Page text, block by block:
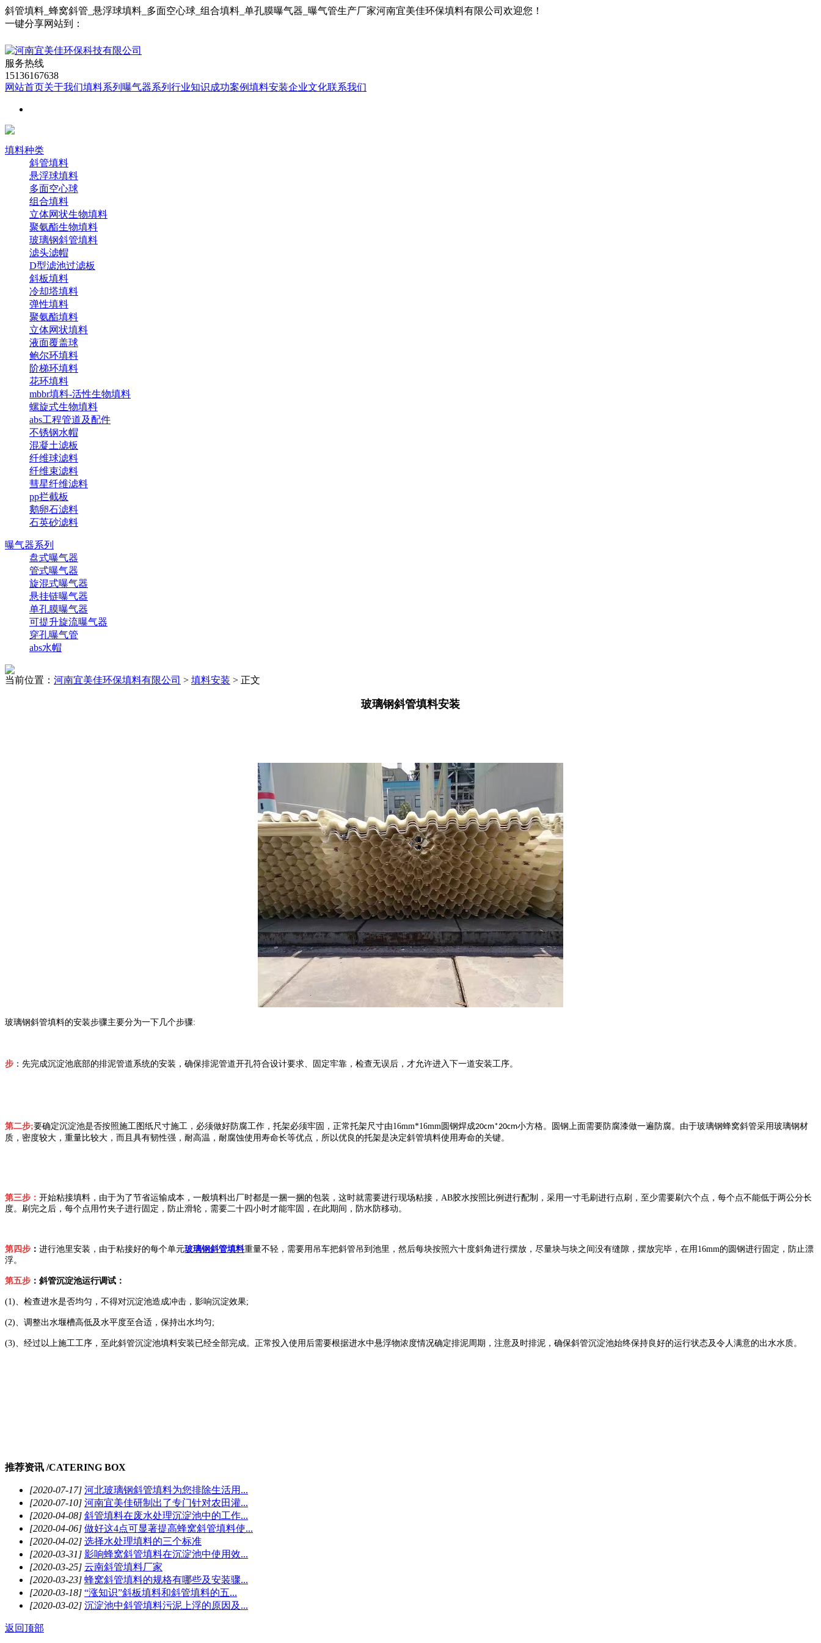
斜管填料_蜂窝斜管_悬浮球填料_多面空心球_组合填料_单孔膜曝气器_曝气管生产厂家河南宜美佳环保填料有限公司欢迎您！
一键分享网站到：
服务热线
15136167638
网站首页关于我们填料系列 曝气器系列 行业知识成功案例填料安装企业文化联系我们
填料种类
斜管填料
悬浮球填料
多面空心球
组合填料
立体网状生物填料
聚氨酯生物填料
玻璃钢斜管填料
滤头滤帽
D型滤池过滤板
斜板填料
冷却塔填料
弹性填料
聚氨酯填料
立体网状填料
液面覆盖球
鲍尔环填料
阶梯环填料
花环填料
mbbr填料-活性生物填料
螺旋式生物填料
abs工程管道及配件
不锈钢水帽
混凝土滤板
纤维球滤料
纤维束滤料
彗星纤维滤料
pp拦截板
鹅卵石滤料
石英砂滤料
曝气器系列
盘式曝气器
管式曝气器
旋混式曝气器
悬挂链曝气器
单孔膜曝气器
可提升旋流曝气器
穿孔曝气管
abs水帽
当前位置： 河南宜美佳环保填料有限公司 > 填料安装 > 正文
玻璃钢斜管填料安装
玻璃钢斜管填料的安装步骤主要分为一下几个步骤:
步 ： 先完成沉淀池底部的排泥管道系统的安装，确保排泥管道开孔符合设计要求、固定牢靠，检查无误后，才允许进入下一道安装工序。
第二步;要确定沉淀池是否按照施工图纸尺寸施工，必须做好防腐工作，托架必须牢固，正常托架尺寸由16mm*16mm 圆钢焊成20cm*20cm小方格。圆钢上面需要防腐漆做一遍防腐。由于玻璃钢蜂窝斜管采用玻璃钢材
质，密度较大，重量比较大，而且具有韧性强，耐高温，耐腐蚀使用寿命长等优点，所以优良的托架是决定斜管填料使用寿命的关键。
第三步： 开始粘接填料，由于为了节省运输成本，一般填料出厂时都是一捆一捆的包装，这时就需要进行现场粘接， AB胶水按照比例进行配制，采用一寸毛刷进行点刷，至少需要刷六个点，每个点不能低于两公分长
度。刷完之后，每个点用竹夹子进行固定，防止滑轮，需要二十四小时才能牢固，在此期间，防水防移动。
第四步 ： 进行池里安装，由于粘接好的每个单元玻璃钢斜管填料重量不轻，需要用吊车把斜管吊到池里，然后每块按照六十度斜角进行摆放，尽量块与块之间没有缝隙，摆放完毕，在用 16mm的圆钢进行固定，防止漂
浮。
第五步 ： 斜管沉淀池运行调试：
(1)、检查进水是否均匀，不得对沉淀池造成冲击，影响沉淀效果;
(2)、调整出水堰槽高低及水平度至合适，保持出水均匀;
(3)、经过以上施工工序，至此斜管沉淀池填料安装已经全部完成。正常投入使用后需要根据进水中悬浮物浓度情况确定排泥周期，注意及时排泥，确保斜管沉淀池始终保持良好的运行状态及令人满意的出水水质。
推荐资讯 /CATERING BOX
[2020-07-17] 河北玻璃钢斜管填料为您排除生活用...
[2020-07-10] 河南宜美佳研制出了专门针对农田灌...
[2020-04-08] 斜管填料在废水处理沉淀池中的工作...
[2020-04-06] 做好这4点可显著提高蜂窝斜管填料使...
[2020-04-02] 选择水处理填料的三个标准
[2020-03-31] 影响蜂窝斜管填料在沉淀池中使用效...
[2020-03-25] 云南斜管填料厂家
[2020-03-23] 蜂窝斜管填料的规格有哪些及安装骤...
[2020-03-18] “涨知识”斜板填料和斜管填料的五...
[2020-03-02] 沉淀池中斜管填料污泥上浮的原因及...
返回顶部